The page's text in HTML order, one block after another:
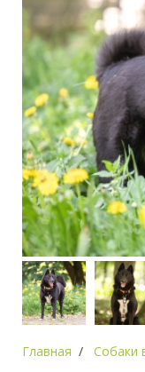
Главная Собаки